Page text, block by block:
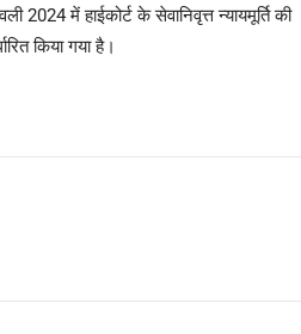
में हाईकोर्ट के सेवानिवृत्त न्यायमूर्ति की
किया गया है।